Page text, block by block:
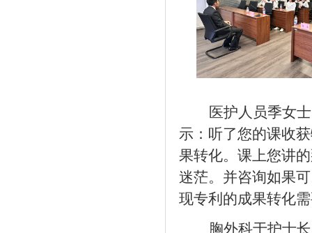
医护人员季女
示： 听了您的课收
果转化。课上您讲
迷茫。 并咨询如果
现专利的成果转化
胸外科于护士